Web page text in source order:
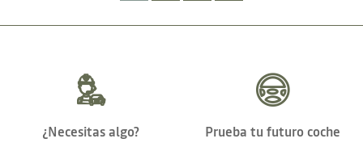
¿Necesitas algo?
Prueba tu futuro coche